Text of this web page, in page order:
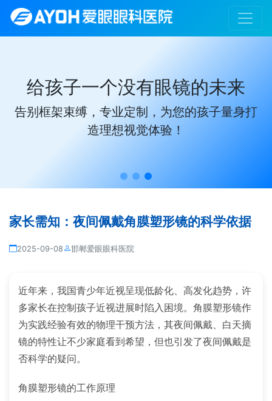
给孩子一个没有眼镜的未来
告别框架束缚，专业定制，为您的孩子量身打
造理想视觉体验！
家长需知：夜间佩戴角膜塑形镜的科学依据
2025-09-08 邯郸爱眼眼科医院
近年来，我国青少年近视呈现低龄化、高发化趋势，许
多家长在控制孩子近视进展时陷入困境。角膜塑形镜作
为实践经验有效的物理干预方法，其夜间佩戴、白天摘
镜的特性让不少家庭看到希望，但也引发了夜间佩戴是
否科学的疑问。
角膜塑形镜的工作原理